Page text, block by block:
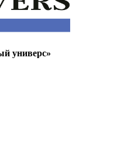
универс»